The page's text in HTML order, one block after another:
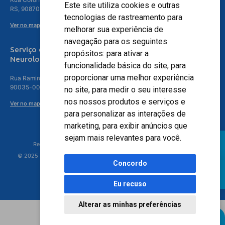
Este site utiliza cookies e outras
tecnologias de rastreamento para
melhorar sua experiência de
navegação para os seguintes
propósitos: para ativar a
funcionalidade básica do site, para
proporcionar uma melhor experiência
no site, para medir o seu interesse
nos nossos produtos e serviços e
para personalizar as interações de
marketing, para exibir anúncios que
sejam mais relevantes para você.
Concordo
Eu recuso
Alterar as minhas preferências
RS, 90870-016
Ver no mapa
Serviço de
Neurologia
Rua Ramiro Barcelos, 630 – 5º andar – Floresta, Porto Alegre – RS,
90035-001
Ver no mapa
Responsável Técnico: Dr. Luiz Antonio Nasi - CREMERS 11217
© 2025 - Hospital Moinhos de Vento - Registro Empresa (CRM-RS): 425